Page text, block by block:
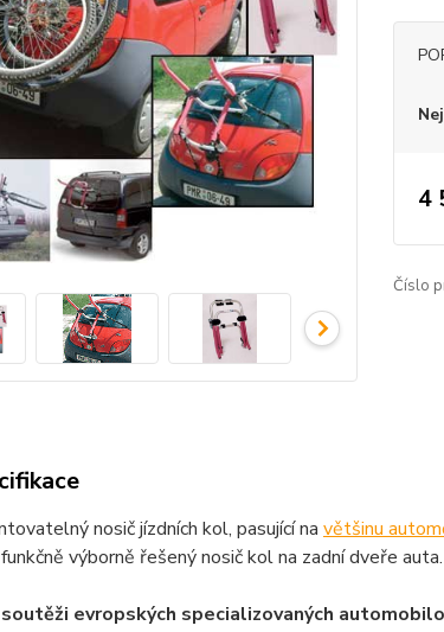
4
Číslo
nosič jízdních kol, pasující na většinu
výborně řešený nosič kol na zadní dveře auta.
evropských specializovaných